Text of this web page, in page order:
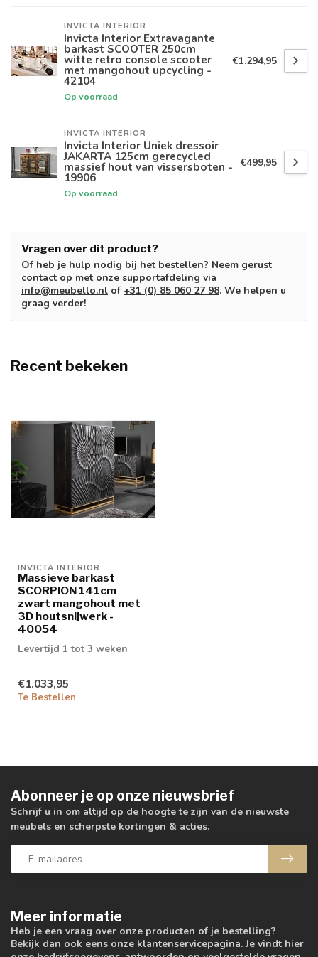
INVICTA INTERIOR
Invicta Interior Extravagante
barkast SCOOTER 250cm
witte retro console scooter
met mangohout upcycling -
42104
Op voorraad
€1.294,95
INVICTA INTERIOR
Invicta Interior Uniek dressoir
JAKARTA 125cm gerecycled
massief hout van vissersboten -
19906
Op voorraad
€499,95
Vragen over dit product?
Of heb je hulp nodig bij het bestellen? Neem gerust
contact op met onze supportafdeling via
info@meubello.nl of +31 (0) 85 060 27 98. We helpen u
graag verder!
Recent bekeken
INVICTA INTERIOR
Massieve barkast
SCORPION 141cm
zwart mangohout met
3D houtsnijwerk -
40054
Levertijd 1 tot 3 weken
€1.033,95
Te Bestellen
Meer informatie
Heb je een vraag over onze producten of je bestelling?
Bekijk dan ook eens onze klantenservicepagina. Je vindt hier
Abonneer je op onze nieuwsbrief
Schrijf u in om altijd op de hoogte te zijn van de nieuwste
meubels en scherpste kortingen & acties.